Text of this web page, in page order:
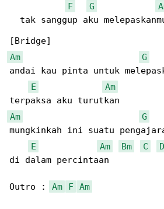
F
G
tak sanggup aku
Am
G
andai kau pinta untuk
E
Am
Am
G
mungkinkah ini suatu
E
Am Bm C
di dalam percintaan
Outro : Am F Am